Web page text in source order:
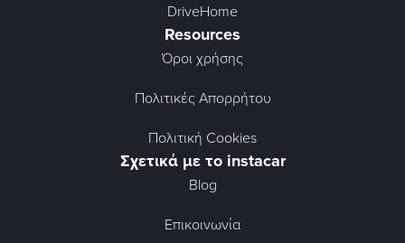
DriveHome
Resources
Όροι χρήσης
Πολιτικές Απορρήτου
Πολιτική Cookies
Σχετικά με το instacar
Blog
Επικοινωνία